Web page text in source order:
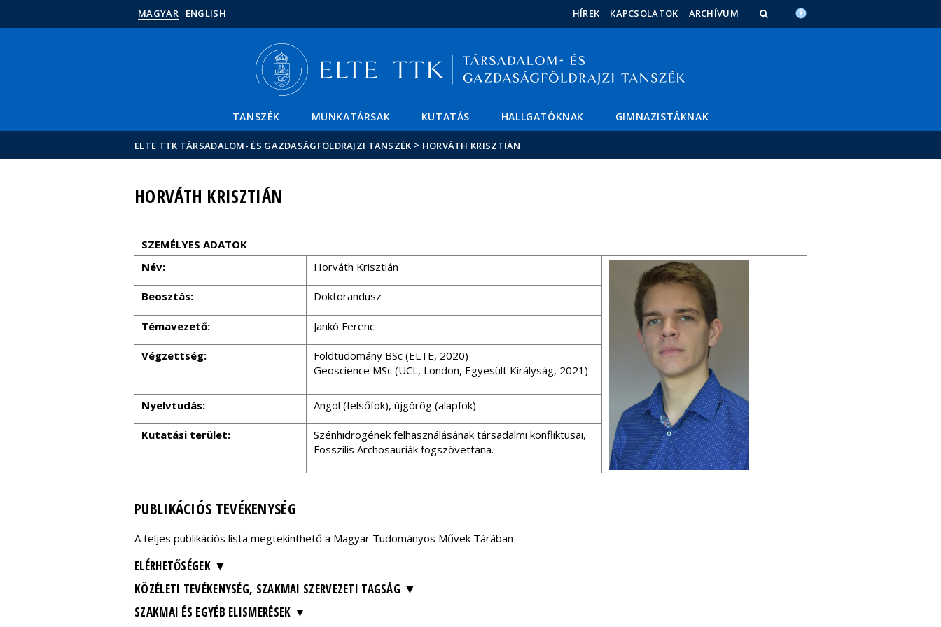
MAGYAR ENGLISH HÍREK KAPCSOLATOK ARCHÍVUM
TANSZÉK MUNKATÁRSAK KUTATÁS HALLGATÓKNAK GIMNAZISTÁKNAK
ELTE TTK TÁRSADALOM- ÉS GAZDASÁGFÖLDRAJZI TANSZÉK > HORVÁTH KRISZTIÁN
HORVÁTH KRISZTIÁN
SZEMÉLYES ADATOK
Név:
Horváth Krisztián
Beosztás: Doktorandusz
Témavezető: Jankó Ferenc
Végzettség:
Földtudomány BSc (ELTE, 2020)
Geoscience MSc (UCL, London, Egyesült Királyság, 2021)
Nyelvtudás: Angol (felsőfok), újgörög (alapfok)
Kutatási terület:
Szénhidrogének felhasználásának társadalmi konfliktusai,
Fosszilis Archosauriák fogszövettana.
PUBLIKÁCIÓS TEVÉKENYSÉG
A teljes publikációs lista megtekinthető a Magyar Tudományos Művek Tárában
ELÉRHETŐSÉGEK
KÖZÉLETI TEVÉKENYSÉG, SZAKMAI SZERVEZETI TAGSÁG
SZAKMAI ÉS EGYÉB ELISMERÉSEK